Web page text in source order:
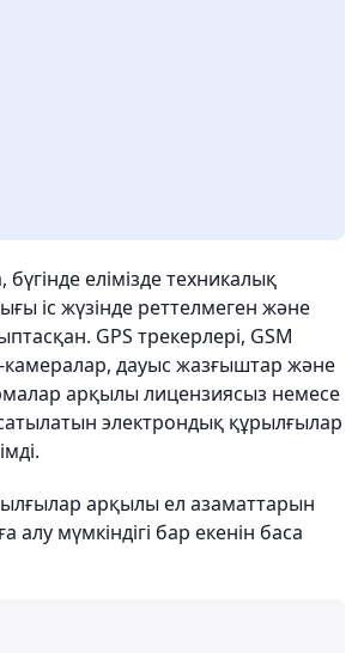
елімізде техникалық
іс жүзінде реттелмеген және
GPS трекерлері, GSM
дауыс жазғыштар және
арқылы лицензиясыз немесе
электрондық құрылғылар
арқылы ел азаматтарын
алу мүмкіндігі бар екенін баса